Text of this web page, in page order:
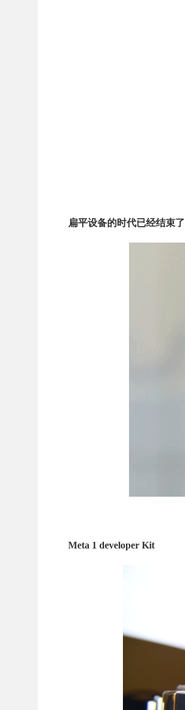
扁平设备的时代已经结束了
Meta 1 developer Kit